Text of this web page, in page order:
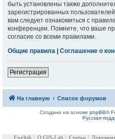
быть установлены также
зарегистрированных
вам следует ознакомиться с
конференции. Помните, что ваше
согласие со всеми правилами.
Общие правила | Соглашение о
Регистрация
На главную Список форумов
Создано на основе phpBB®
Русская
English О GIS-Lab Статьи